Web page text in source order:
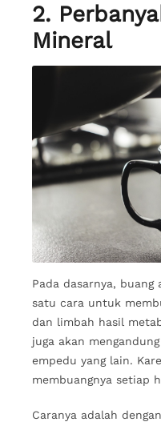
2.
Mineral
Pada dasarnya,
satu cara untuk
dan limbah hasil
juga akan
empedu yang lain.
membuangnya setiap
Caranya adalah